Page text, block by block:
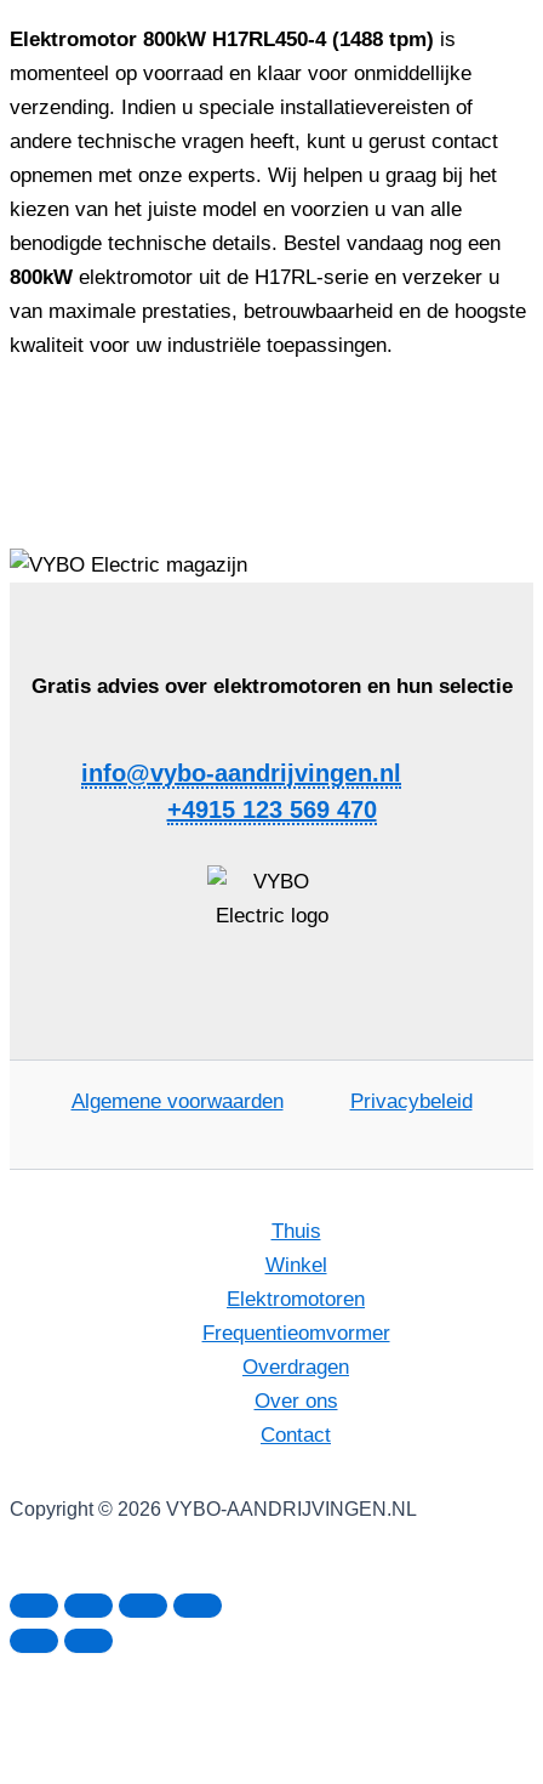
Elektromotor 800kW H17RL450-4 (1488 tpm) is
momenteel op voorraad en klaar voor onmiddellijke
verzending. Indien u speciale installatievereisten of
andere technische vragen heeft, kunt u gerust contact
opnemen met onze experts. Wij helpen u graag bij het
kiezen van het juiste model en voorzien u van alle
benodigde technische details. Bestel vandaag nog een
800kW elektromotor uit de H17RL-serie en verzeker u
van maximale prestaties, betrouwbaarheid en de hoogste
kwaliteit voor uw industriële toepassingen.
Gratis advies over elektromotoren en hun selectie
info@vybo-aandrijvingen.nl
+4915 123 569 470
Algemene voorwaarden Privacybeleid
Thuis
Winkel
Elektromotoren
Frequentieomvormer
Overdragen
Over ons
Contact
Copyright © 2026 VYBO-AANDRIJVINGEN.NL